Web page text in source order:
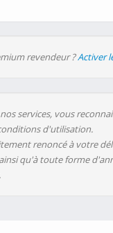
revendeur ?Activer
services, vous
d'utilisation.
renoncé à votre
qu'à toute forme